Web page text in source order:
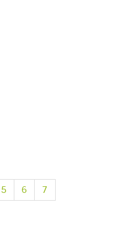
5 6
7